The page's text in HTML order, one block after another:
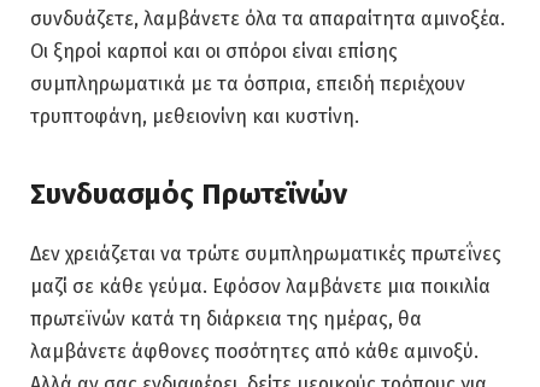
συνδυάζετε, λαμβάνετε όλα τα απαραίτητα αμινοξέα.
Οι ξηροί καρποί και οι σπόροι είναι επίσης
συμπληρωματικά με τα όσπρια, επειδή περιέχουν
τρυπτοφάνη, μεθειονίνη και κυστίνη.
Συνδυασμός Πρωτεϊνών
Δεν χρειάζεται να τρώτε συμπληρωματικές πρωτεΐνες
μαζί σε κάθε γεύμα. Εφόσον λαμβάνετε μια ποικιλία
πρωτεϊνών κατά τη διάρκεια της ημέρας, θα
λαμβάνετε άφθονες ποσότητες από κάθε αμινοξύ.